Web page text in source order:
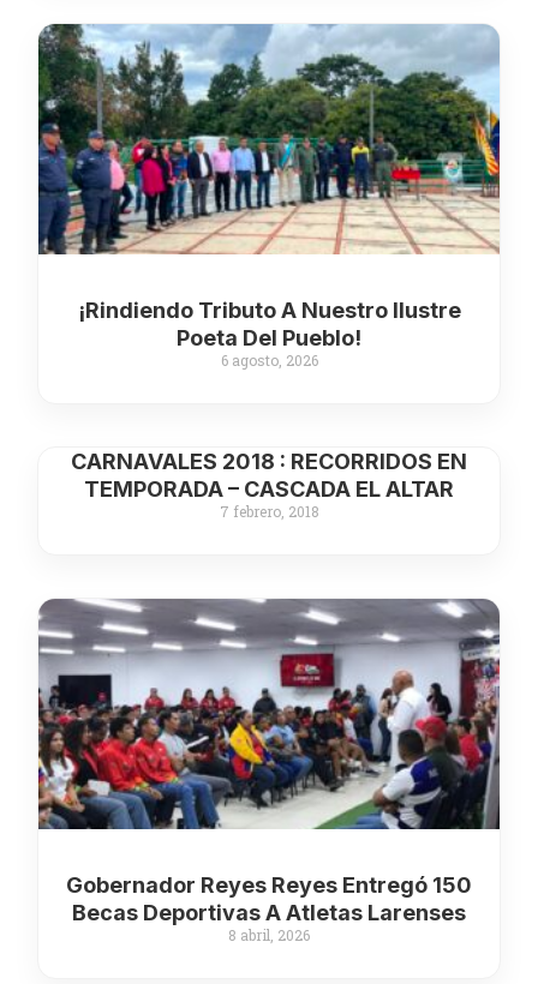
¡Rindiendo Tributo A Nuestro Ilustre
Poeta Del Pueblo!
6 agosto, 2026
CARNAVALES 2018 : RECORRIDOS EN
TEMPORADA – CASCADA EL ALTAR
7 febrero, 2018
Gobernador Reyes Reyes Entregó 150
Becas Deportivas A Atletas Larenses
8 abril, 2026